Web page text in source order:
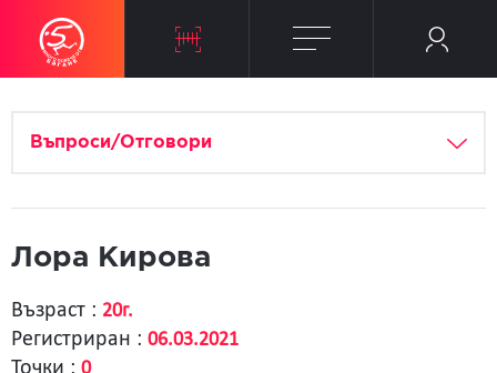
Въпроси/Отговори
Лора Кирова
Възраст : 20г.
Регистриран : 06.03.2021
Точки :